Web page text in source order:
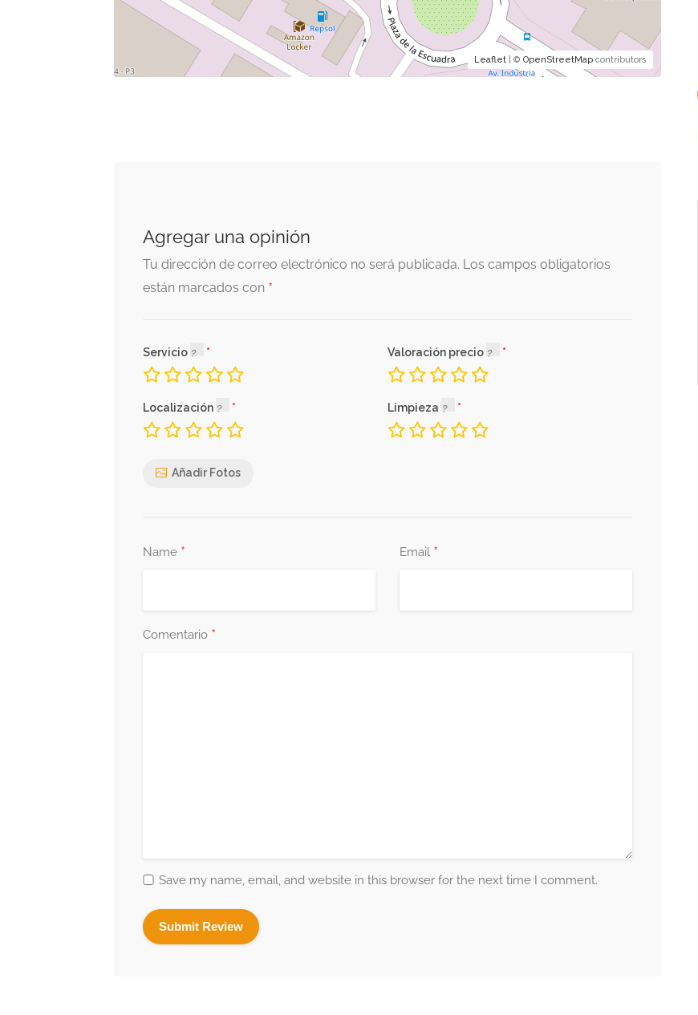
Leaflet| © OpenStreetMapcontributors
Agregar una opinión
Tu dirección de correo electrónico no será publicada. Los campos obligatorios
están marcados con *
Servicio Valoración precio
Localización Limpieza
Añadir Fotos
Name * Email *
Comentario *
Save my name, email, and website in this browser for the next time I comment.